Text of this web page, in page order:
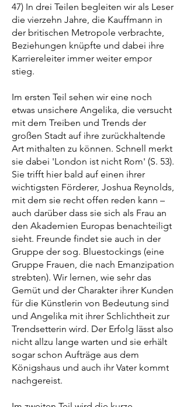
47) In drei Teilen begleiten wir als Leser
die vierzehn Jahre, die Kauffmann in
der britischen Metropole verbrachte,
Beziehungen knüpfte und dabei ihre
Karriereleiter immer weiter empor
stieg.
Im ersten Teil sehen wir eine noch
etwas unsichere Angelika, die versucht
mit dem Treiben und Trends der
großen Stadt auf ihre zurückhaltende
Art mithalten zu können. Schnell merkt
sie dabei 'London ist nicht Rom' (S. 53).
Sie trifft hier bald auf einen ihrer
wichtigsten Förderer, Joshua Reynolds,
mit dem sie recht offen reden kann –
auch darüber dass sie sich als Frau an
den Akademien Europas benachteiligt
sieht. Freunde findet sie auch in der
Gruppe der sog. Bluestockings (eine
Gruppe Frauen, die nach Emanzipation
strebten). Wir lernen, wie sehr das
Gemüt und der Charakter ihrer Kunden
für die Künstlerin von Bedeutung sind
und Angelika mit ihrer Schlichtheit zur
Trendsetterin wird. Der Erfolg lässt also
nicht allzu lange warten und sie erhält
sogar schon Aufträge aus dem
Königshaus und auch ihr Vater kommt
nachgereist.